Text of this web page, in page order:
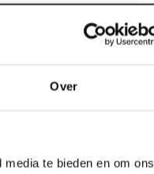
Over
te bieden en om ons
450,- (zakelijk)
4.5 uit 5